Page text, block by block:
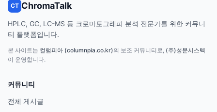
CT ChromaTalk
HPLC, GC, LC-MS 등 크로마토그래피 분석 전문가를 위한 커뮤니
티 플랫폼입니다.
본 사이트는 컬럼피아 (columnpia.co.kr)의 보조 커뮤니티로, (주)성문시스텍
이 운영합니다.
커뮤니티
전체 게시글